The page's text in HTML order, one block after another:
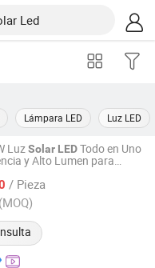
Lámpara LED Luz LED
LuzSolar LEDTodo en Uno
y Alto Lumen para
/ Pieza
(MOQ)
2022